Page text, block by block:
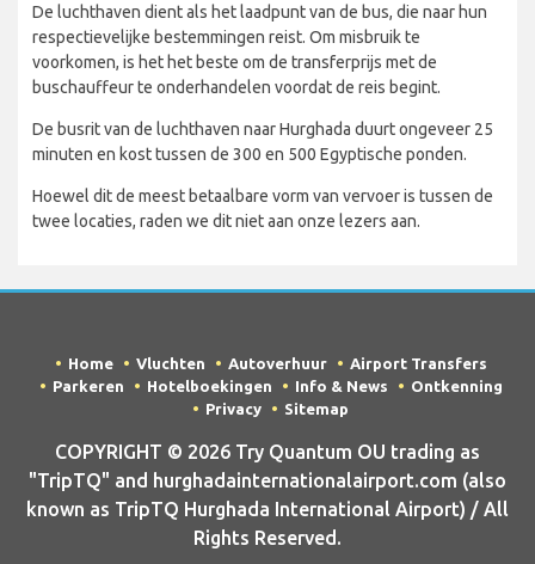
De luchthaven dient als het laadpunt van de bus, die naar hun
respectievelijke bestemmingen reist. Om misbruik te
voorkomen, is het het beste om de transferprijs met de
buschauffeur te onderhandelen voordat de reis begint.
De busrit van de luchthaven naar Hurghada duurt ongeveer 25
minuten en kost tussen de 300 en 500 Egyptische ponden.
Hoewel dit de meest betaalbare vorm van vervoer is tussen de
twee locaties, raden we dit niet aan onze lezers aan.
Home Vluchten Autoverhuur
Airport Transfers
Parkeren
Hotelboekingen Info & News
Ontkenning
Privacy
Sitemap
COPYRIGHT © 2026 Try Quantum OU trading as
"TripTQ" and hurghadainternationalairport.com (also
known as TripTQ Hurghada International Airport) / All
Rights Reserved.